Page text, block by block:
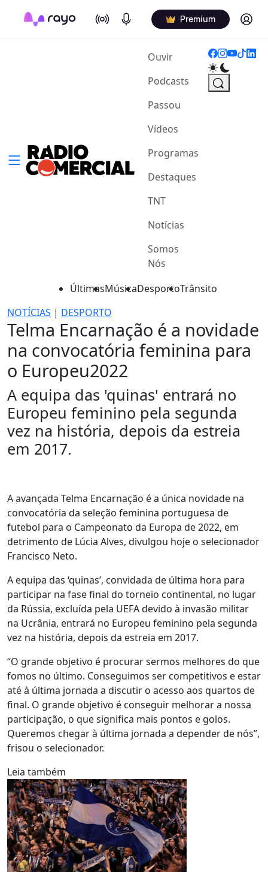
On Air Podcasts Premium Log in
Ouvir(current)
Podcasts
Passou
Vídeos
Programas
Destaques
TNT
Notícias
Somos
Nós
ÚltimasMúsicaDesportoTrânsito
NOTÍCIAS | DESPORTO
Telma Encarnação é a novidade
na convocatória feminina para
o Europeu2022
A equipa das 'quinas' entrará no
Europeu feminino pela segunda
vez na história, depois da estreia
em 2017.
A avançada Telma Encarnação é a única novidade na
convocatória da seleção feminina portuguesa de
futebol para o Campeonato da Europa de 2022, em
detrimento de Lúcia Alves, divulgou hoje o selecionador
Francisco Neto.
A equipa das ‘quinas’, convidada de última hora para
participar na fase final do torneio continental, no lugar
da Rússia, excluída pela UEFA devido à invasão militar
na Ucrânia, entrará no Europeu feminino pela segunda
vez na história, depois da estreia em 2017.
“O grande objetivo é procurar sermos melhores do que
fomos no último. Conseguimos ser competitivos e estar
até à última jornada a discutir o acesso aos quartos de
final. O grande objetivo é conseguir melhorar a nossa
participação, o que significa mais pontos e golos.
Queremos chegar à última jornada a depender de nós”,
frisou o selecionador.
Leia também